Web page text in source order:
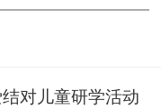
对儿童研学活动